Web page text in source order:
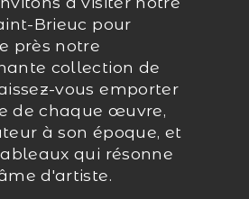
Brieuc pour
près notre
collection de
vous emporter
de chaque œuvre,
à son époque, et
qui résonne
d'artiste.